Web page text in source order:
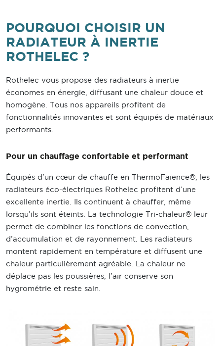
POURQUOI CHOISIR UN
RADIATEUR À INERTIE
ROTHELEC ?
Rothelec vous propose des radiateurs à inertie
économes en énergie, diffusant une chaleur douce et
homogène. Tous nos appareils profitent de
fonctionnalités innovantes et sont équipés de matériaux
performants.
Pour un chauffage confortable et performant
Équipés d’un cœur de chauffe en ThermoFaïence®, les
radiateurs éco-électriques Rothelec profitent d’une
excellente inertie. Ils continuent à chauffer, même
lorsqu’ils sont éteints. La technologie Tri-chaleur® leur
permet de combiner les fonctions de convection,
d’accumulation et de rayonnement. Les radiateurs
montent rapidement en température et diffusent une
chaleur particulièrement agréable. La chaleur ne
déplace pas les poussières, l’air conserve son
hygrométrie et reste sain.